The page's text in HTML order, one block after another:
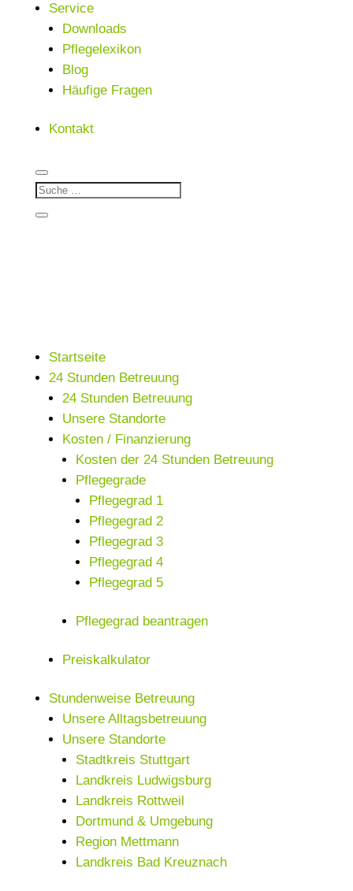
Service
Downloads
Pflegelexikon
Blog
Häufige Fragen
Kontakt
Startseite
24 Stunden Betreuung
24 Stunden Betreuung
Unsere Standorte
Kosten / Finanzierung
Kosten der 24 Stunden Betreuung
Pflegegrade
Pflegegrad 1
Pflegegrad 2
Pflegegrad 3
Pflegegrad 4
Pflegegrad 5
Pflegegrad beantragen
Preiskalkulator
Stundenweise Betreuung
Unsere Alltagsbetreuung
Unsere Standorte
Stadtkreis Stuttgart
Landkreis Ludwigsburg
Landkreis Rottweil
Dortmund & Umgebung
Region Mettmann
Landkreis Bad Kreuznach